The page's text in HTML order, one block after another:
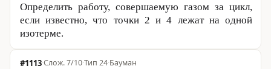
Определить работу, совершаемую газом за цикл,
если известно, что точки 2 и 4 лежат на одной
изотерме.
#1113· 7/10·Тип 24·Бауман